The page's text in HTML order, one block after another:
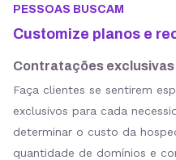
PESSOAS BUSCAM
Customize planos e
Contratações exclusivas
Faça clientes se sentirem
exclusivos para cada
determinar o custo da
quantidade de domínios e